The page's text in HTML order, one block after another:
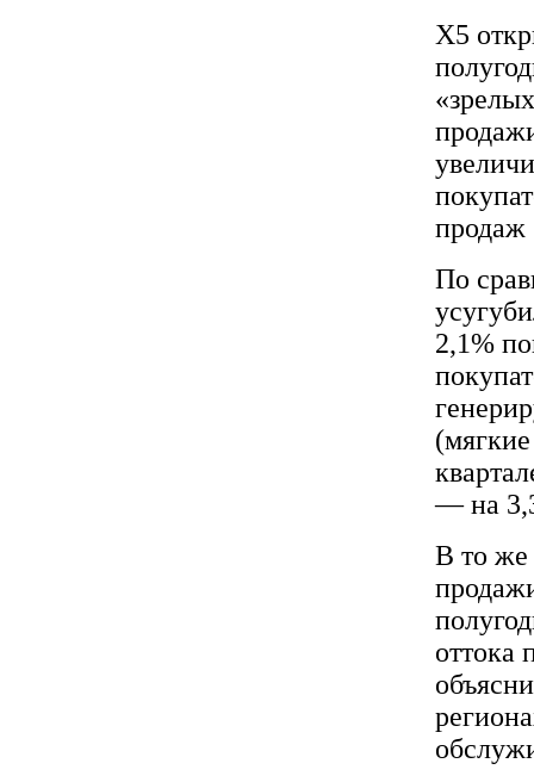
X5
продаж
По
2,1%
— на
В то же
оттока